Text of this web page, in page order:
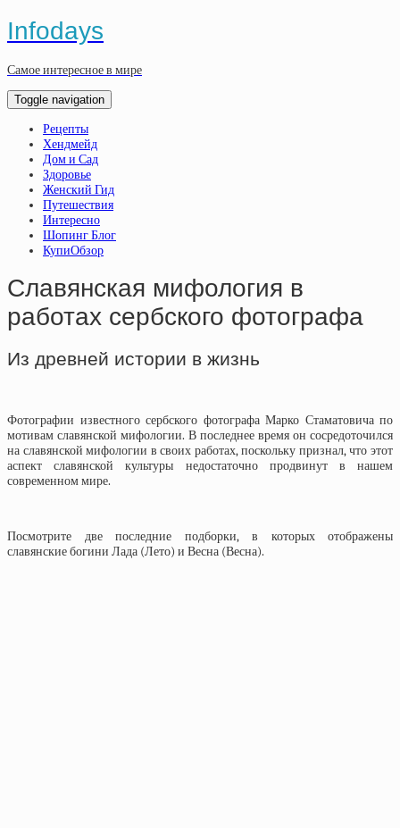
Infodays
Самое интересное в мире
Toggle navigation
Рецепты
Хендмейд
Дом и Сад
Здоровье
Женский Гид
Путешествия
Интересно
Шопинг Блог
КупиОбзор
Славянская мифология в
работах сербского фотографа
Из древней истории в жизнь
Фотографии известного сербского фотографа Марко Стаматовича по
мотивам славянской мифологии. В последнее время он сосредоточился
на славянской мифологии в своих работах, поскольку признал, что этот
аспект славянской культуры недостаточно продвинут в нашем
современном мире.
Посмотрите две последние подборки, в которых отображены
славянские богини Лада (Лето) и Весна (Весна).